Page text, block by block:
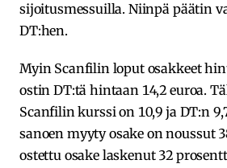
sijoitusmessuilla. Niinpä päätin
DT:hen.
Myin Scanfilin loput osakkeet
ostin DT:tä hintaan 14,2 euroa.
Scanfilin kurssi on 10,9 ja DT:n
sanoen myyty osake on noussut
ostettu osake laskenut 32